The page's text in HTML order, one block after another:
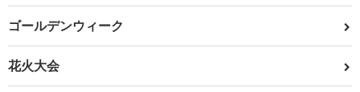
ゴールデンウィーク
花火大会